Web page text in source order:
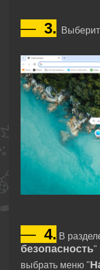
— 3.
— 4. В
безопасность"
выбрать меню "